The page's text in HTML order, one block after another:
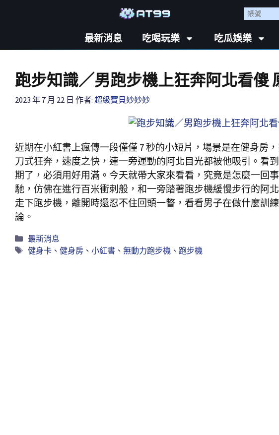
最新消息 吃喝玩樂 吃瓜娛樂
跑步知識／男跑步機上狂奔阿北看傻
2023 年 7 月 22 日 作者: 超級寶貝妙妙妙
近期在小紅書上瘋傳一段僅僅 7 秒的小短片，場景是在健身房
刀式狂奔，速度之快，連一旁運動的阿北目光都被他吸引。看
期了，必須用好用滿。今天就帶大家來看看，究竟是怎麼一回
馳，仿佛在進行百米衝刺般，和一旁踏著跑步機緩慢步行的阿
走下跑步機，離開時還忍不住回頭一瞥，看看男子在做什麼訓
論。
最新消息
健身卡、 健身房、 小紅書、 無動力跑步機、 跑步機